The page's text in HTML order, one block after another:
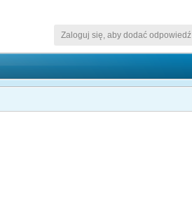
Zaloguj się, aby dodać odpowiedź